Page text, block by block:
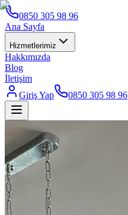
0850 305 98 96
Ana Sayfa
Hizmetlerimiz
Hakkımızda
Blog
İletişim
Giriş Yap
0850 305 98 96